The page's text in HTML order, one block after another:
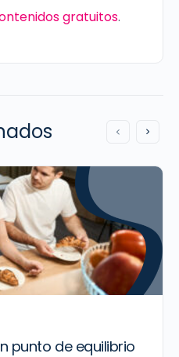
gratuitos.
punto de equilibrio